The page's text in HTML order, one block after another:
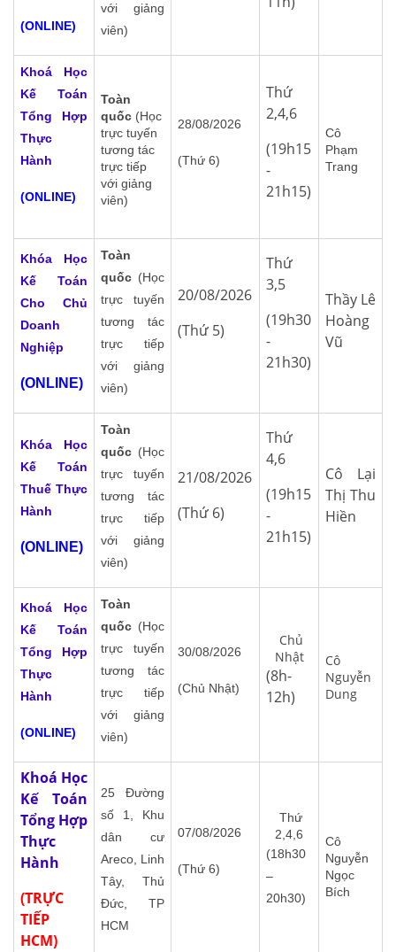
(ONLINE)
với giảng
viên)
Khoá Học
Kế Toán
Tổng Hợp
Thực
Hành
(ONLINE)
Toàn
quốc (Học
trực tuyến
tương tác
trực tiếp
với giảng
viên)
28/08/2026
(Thứ 6)
Thứ
2,4,6
(19h15
-
21h15)
Cô
Phạm
Trang
Khóa Học
Kế Toán
Cho Chủ
Doanh
Nghiệp
(ONLINE)
Toàn
quốc (Học
trực tuyến
tương tác
trực tiếp
với giảng
viên)
20/08/2026
(Thứ 5)
Thứ
3,5
(19h30
-
21h30)
Thầy Lê
Hoàng
Vũ
Khóa Học
Kế Toán
Thuế Thực
Hành
(ONLINE)
Toàn
quốc (Học
trực tuyến
tương tác
trực tiếp
với giảng
viên)
21/08/2026
(Thứ 6)
Thứ
4,6
(19h15
-
21h15)
Cô Lại
Thị Thu
Hiền
Khoá Học
Kế Toán
Tổng Hợp
Thực
Hành
(ONLINE)
Toàn
quốc (Học
trực tuyến
tương tác
trực tiếp
với giảng
viên)
30/08/2026
(Chủ Nhật)
Chủ
Nhật
(8h-
12h)
Cô
Nguyễn
Dung
Khoá Học
Kế Toán
Tổng Hợp
Thực
Hành
(TRỰC
TIẾP
HCM)
25 Đường
số 1, Khu
dân cư
Areco, Linh
Tây, Thủ
Đức, TP
HCM
07/08/2026
(Thứ 6)
Thứ
2,4,6
(18h30
–
20h30)
Cô
Nguyễn
Ngọc
Bích